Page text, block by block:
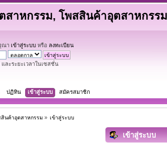
สาหกรรม, โพสสินค้าอุตสาหกรรม
ณา เข้าสู่ระบบ หรือ ลงทะเบียน
ละระยะเวลาในเซสชั่น
ปฏิทิน เข้าสู่ระบบ สมัครสมาชิก
สินค้าอุตสาหกรรม » เข้าสู่ระบบ
เข้าสู่ระบบ